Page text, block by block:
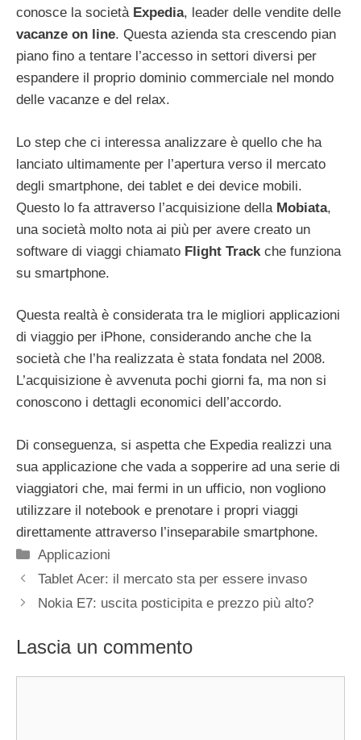
conosce la società Expedia, leader delle vendite delle
vacanze on line. Questa azienda sta crescendo pian
piano fino a tentare l’accesso in settori diversi per
espandere il proprio dominio commerciale nel mondo
delle vacanze e del relax.
Lo step che ci interessa analizzare è quello che ha
lanciato ultimamente per l’apertura verso il mercato
degli smartphone, dei tablet e dei device mobili.
Questo lo fa attraverso l’acquisizione della Mobiata,
una società molto nota ai più per avere creato un
software di viaggi chiamato Flight Trackche funziona
su smartphone.
Questa realtà è considerata tra le migliori applicazioni
di viaggio per iPhone, considerando anche che la
società che l’ha realizzata è stata fondata nel 2008.
L’acquisizione è avvenuta pochi giorni fa, ma non si
conoscono i dettagli economici dell’accordo.
Di conseguenza, si aspetta che Expedia realizzi una
sua applicazione che vada a sopperire ad una serie di
viaggiatori che, mai fermi in un ufficio, non vogliono
utilizzare il notebook e prenotare i propri viaggi
direttamente attraverso l’inseparabile smartphone.
Categorie
Applicazioni
Tablet Acer: il mercato sta per essere invaso
Nokia E7: uscita posticipita e prezzo più alto?
Lascia un commento